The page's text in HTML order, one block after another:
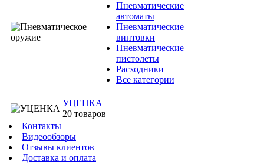
Пневматические
автоматы
Пневматические
винтовки
Пневматические
пистолеты
Расходники
Все категории
УЦЕНКА
20 товаров
Контакты
Видеообзоры
Отзывы клиентов
Доставка и оплата